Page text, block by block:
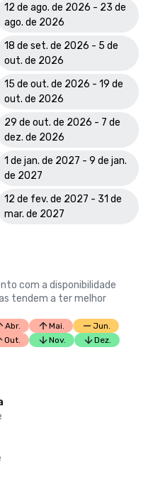
12 de ago. de 2026 - 23 de
ago. de 2026
18 de set. de 2026 - 5 de
out. de 2026
15 de out. de 2026 - 19 de
out. de 2026
29 de out. de 2026 - 7 de
dez. de 2026
1 de jan. de 2027 - 9 de jan.
de 2027
12 de fev. de 2027 - 31 de
mar. de 2027
com a disponibilidade
tendem a ter melhor
Abr. Mai.
Jun.
Out. Nov. Dez.